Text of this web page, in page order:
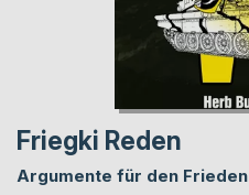
Friegki Reden
Argumente für den Frieden